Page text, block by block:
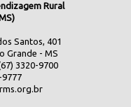
Rural
Santos, 401
Grande - MS
3320-9700
9777